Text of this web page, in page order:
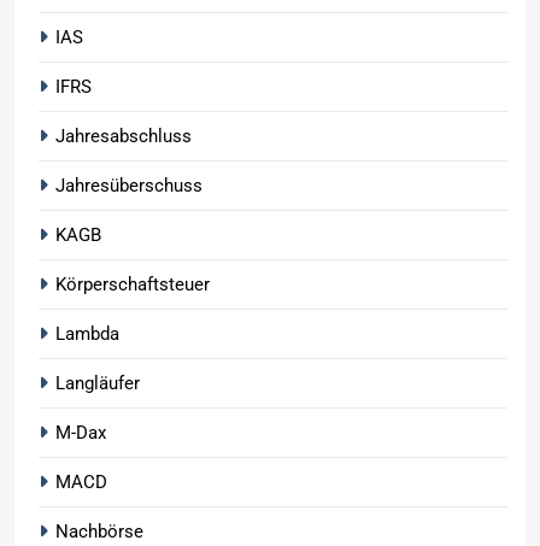
IAS
IFRS
Jahresabschluss
Jahresüberschuss
KAGB
Körperschaftsteuer
Lambda
Langläufer
M-Dax
MACD
Nachbörse